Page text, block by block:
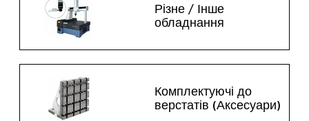
Різне / Інше
обладнання
Комплектуючі до
верстатів (Аксесуари)